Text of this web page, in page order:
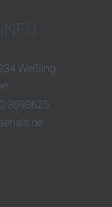
Weßling
3593625